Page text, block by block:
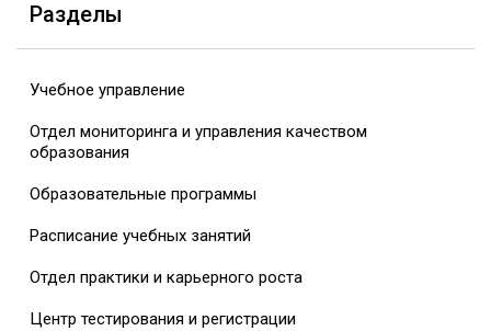
Разделы
Учебное управление
Отдел мониторинга и управления качеством
образования
Образовательные программы
Расписание учебных занятий
Отдел практики и карьерного роста
Центр тестирования и регистрации